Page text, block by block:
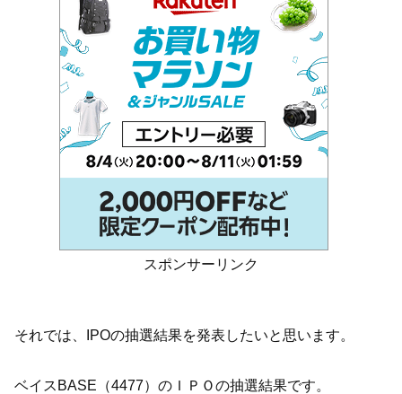
スポンサーリンク
それでは、IPOの抽選結果を発表したいと思います。
ベイスBASE（4477）のＩＰＯの抽選結果です。